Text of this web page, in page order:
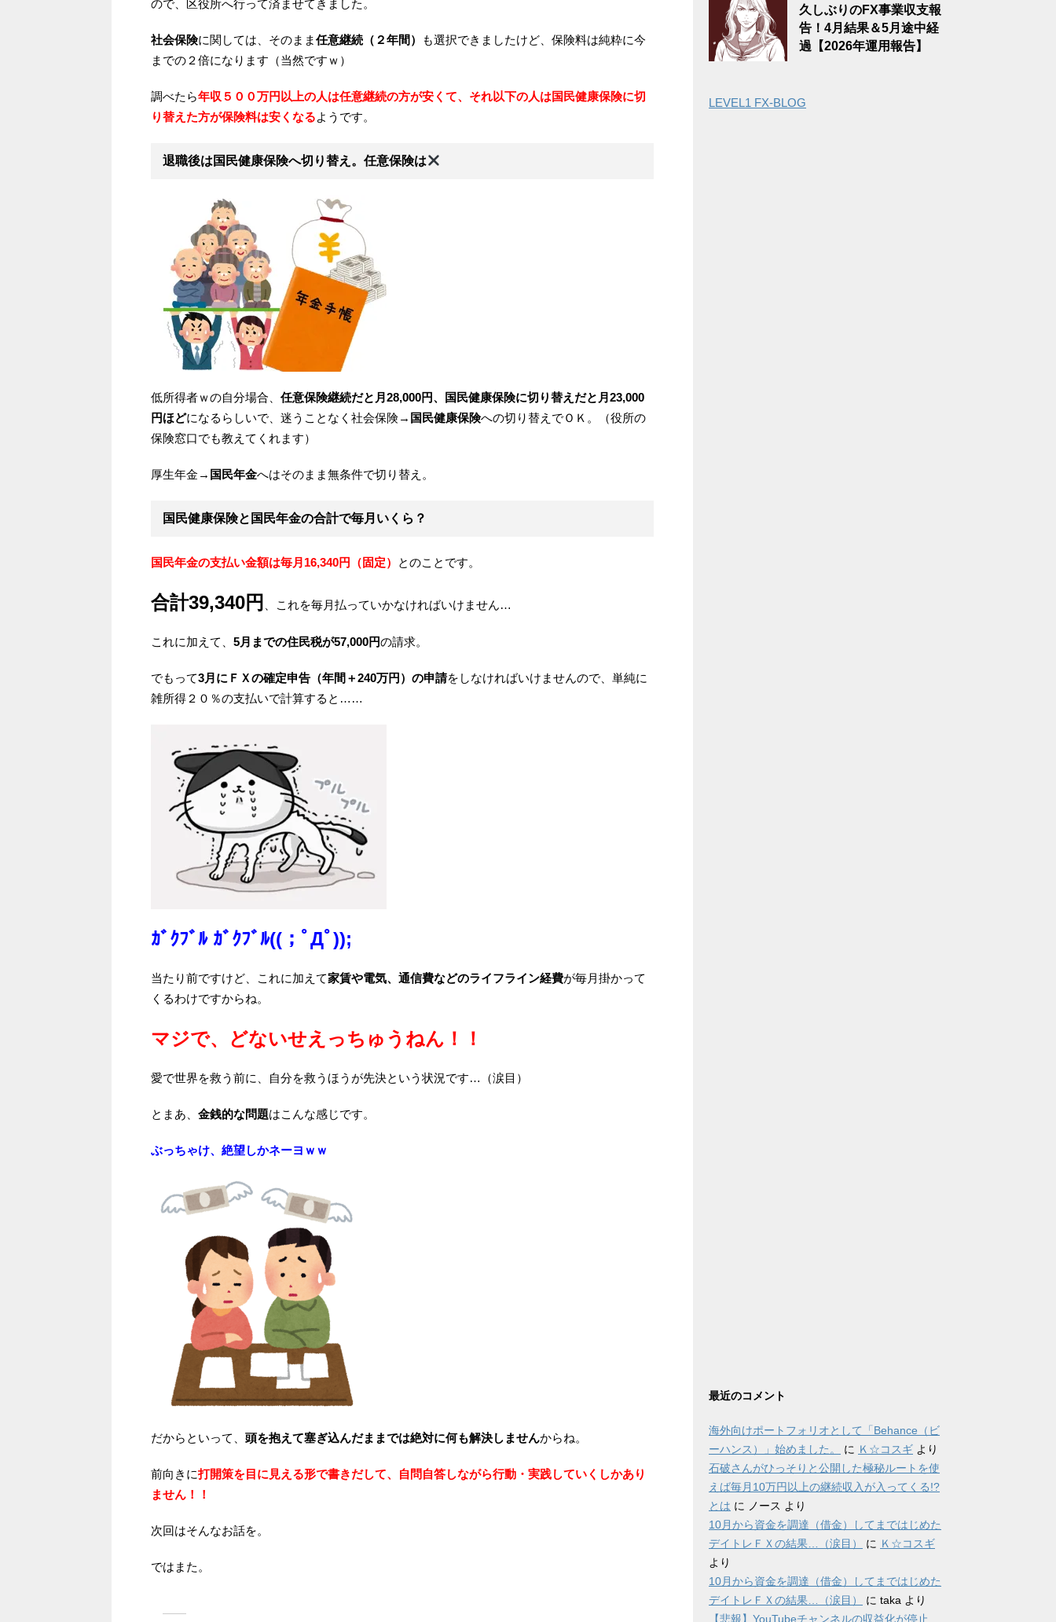
ので、区役所へ行って済ませてきました。
社会保険に関しては、そのまま任意継続（２年間）
も選択できましたけど、保険料は純粋に今
までの２倍になります（当然ですｗ）
調べたら年収５００万円以上の人は任意継続の方が安くて、それ以下の人は国民健康保険に切
り替えた方が保険料は安くなるようです。
退職後は国民健康保険へ切り替え。任意保険は
低所得者ｗの自分場合、 任意保険継続だと月28,000円、国民健康保険に切り替えだと月23,000
円ほどになるらしいで、迷うことなく社会保険→ 国民健康保険への切り替えでＯＫ。（役所の
保険窓口でも教えてくれます）
厚生年金→ 国民年金へはそのまま無条件で切り替え。
国民健康保険と国民年金の合計で毎月いくら？
国民年金の支払い金額は毎月16,340円（固定） とのことです。
合計39,340円 、これを毎月払っていかなければいけません…
これに加えて、 5月までの住民税が57,000円の請求。
でもって3月にＦＸの確定申告（年間＋240万円）の申請をしなければいけませんので、単純に
雑所得２０％の支払いで計算すると……
ｶﾞｸﾌﾞﾙ ｶﾞｸﾌﾞﾙ((；ﾟДﾟ));
当たり前ですけど、これに加えて家賃や電気、通信費などのライフライン経費が毎月掛かって
くるわけですからね。
マジで、どないせえっちゅうねん！！
愛で世界を救う前に、自分を救うほうが先決という状況です…（涙目）
とまあ、 金銭的な問題はこんな感じです。
ぶっちゃけ、絶望しかネーヨｗｗ
だからといって、 頭を抱えて塞ぎ込んだままでは絶対に何も解決しませんからね。
前向きに打開策を目に見える形で書きだして、自問自答しながら行動・実践していくしかあり
ません！！
次回はそんなお話を。
ではまた。
久しぶりのFX事業収支報
告！4月結果＆5月途中経
過【2026年運用報告】
LEVEL1 FX-BLOG
最近のコメント
海外向けポートフォリオとして「Behance（ビ
ーハンス）」始めました。
に Ｋ☆コスギ より
石破さんがひっそりと公開した極秘ルートを使
えば毎月10万円以上の継続収入が入ってくる!?
とは に ノース より
10月から資金を調達（借金）してまではじめた
デイトレＦＸの結果…（涙目）
に Ｋ☆コスギ
より
10月から資金を調達（借金）してまではじめた
デイトレＦＸの結果…（涙目）
に taka より
【悲報】YouTubeチャンネルの収益化が停止